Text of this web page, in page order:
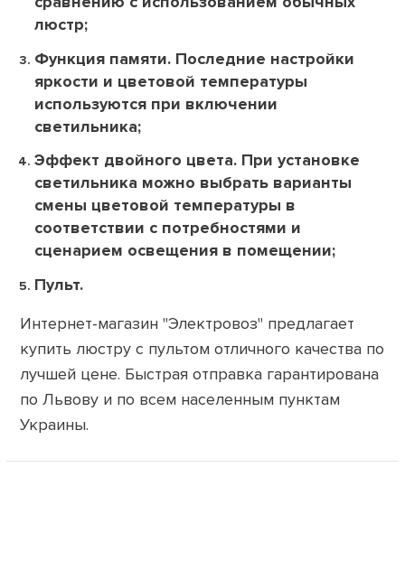
люстр;
Функция памяти. Последние настройки
яркости и цветовой температуры
используются при включении
светильника;
Эффект двойного цвета. При установке
светильника можно выбрать варианты
смены цветовой температуры в
соответствии с потребностями и
сценарием освещения в помещении;
Пульт.
Интернет-магазин "Электровоз" предлагает
купить люстру с пультом отличного качества по
лучшей цене. Быстрая отправка гарантирована
по Львову и по всем населенным пунктам
Украины.